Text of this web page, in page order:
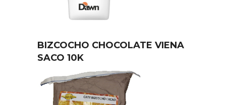
BIZCOCHO CHOCOLATE VIENA
SACO 10K